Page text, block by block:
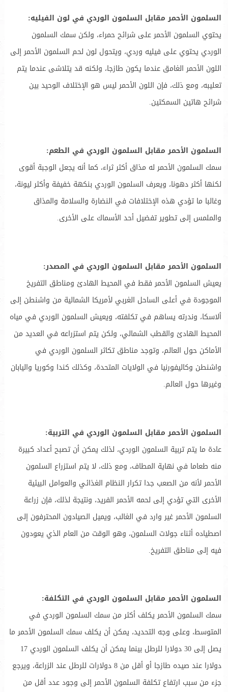
السلمون الأحمر مقابل السلمون الوردي في لون الفيليه:
يحتوي السلمون الأحمر على شرائح حمراء، ولكن سمك السلمون
الوردي يحتوي على فيليه وردي، ويتحول لون لحم السلمون الأحمر إلى
اللون الأحمر الغامق عندما يكون طازجا، ولكنه قد يتلاشى عندما يتم
تعليبه، ومع ذلك، فإن اللون الأحمر ليس هو الإختلاف الوحيد بين
شرائح هاتين السمكتين.
السلمون الأحمر مقابل السلمون الوردي في الطعم:
سمك السلمون الأحمر له مذاق أكثر ثراء، كما أنه يجعل الوجبة أقوى
لكنها أكثر دهونا، ويعرف السلمون الوردي بنكهة خفيفة وأكثر ليونة،
وغالبا ما تؤدي هذه الإختلافات في النضارة والسلامة والمذاق
والملمس إلى تطوير تفضيل أحد الأسماك على الأخرى.
السلمون الأحمر مقابل السلمون الوردي في المصدر:
يعيش السلمون الأحمر فقط في المحيط الهادئ ومناطق التفريخ
الموجودة في أعلى الساحل الغربي لأمريكا الشمالية من واشنطن إلى
ألاسكا، وندرته يساهم في تكلفته، ويعيش السلمون الوردي في مياه
المحيط الهادئ والقطب الشمالي، ولكن يتم استزراعه في العديد من
الأماكن حول العالم، وتوجد مناطق تكاثر السلمون الوردي في
واشنطن وكاليفورنيا في الولايات المتحدة، وكذلك كندا وكوريا واليابان
وغيرها حول العالم.
السلمون الأحمر مقابل السلمون الوردي في التربية:
عادة ما يتم تربية السلمون الوردي، لذلك يمكن أن تصبح أعداد كبيرة
منه طعاما في نهاية المطاف، ومع ذلك، لا يتم استزراع السلمون
الأحمر لأنه من الصعب جدا تكرار النظام الغذائي والعوامل البيئية
الأخرى التي تؤدي إلى لحمه الأحمر الفريد، ونتيجة لذلك، فإن زراعة
السلمون الأحمر غير وارد في الغالب، ويميل الصيادون المحترفون إلى
اصطياده أثناء جولات السلمون، وهو الوقت من العام الذي يعودون
فيه إلى مناطق التفريخ.
السلمون الأحمر مقابل السلمون الوردي في التكلفة:
سمك السلمون الأحمر يكلف أكثر من سمك السلمون الوردي في
المتوسط، وعلى وجه التحديد، يمكن أن يكلف سمك السلمون الأحمر ما
يصل إلى 30 دولارا للرطل بينما يمكن أن يكلف السلمون الوردي 17
دولارا عند صيده طازجا أو أقل من 8 دولارات للرطل عند الزراعة، ويرجع
جزء من سبب ارتفاع تكلفة السلمون الأحمر إلى وجود عدد أقل من